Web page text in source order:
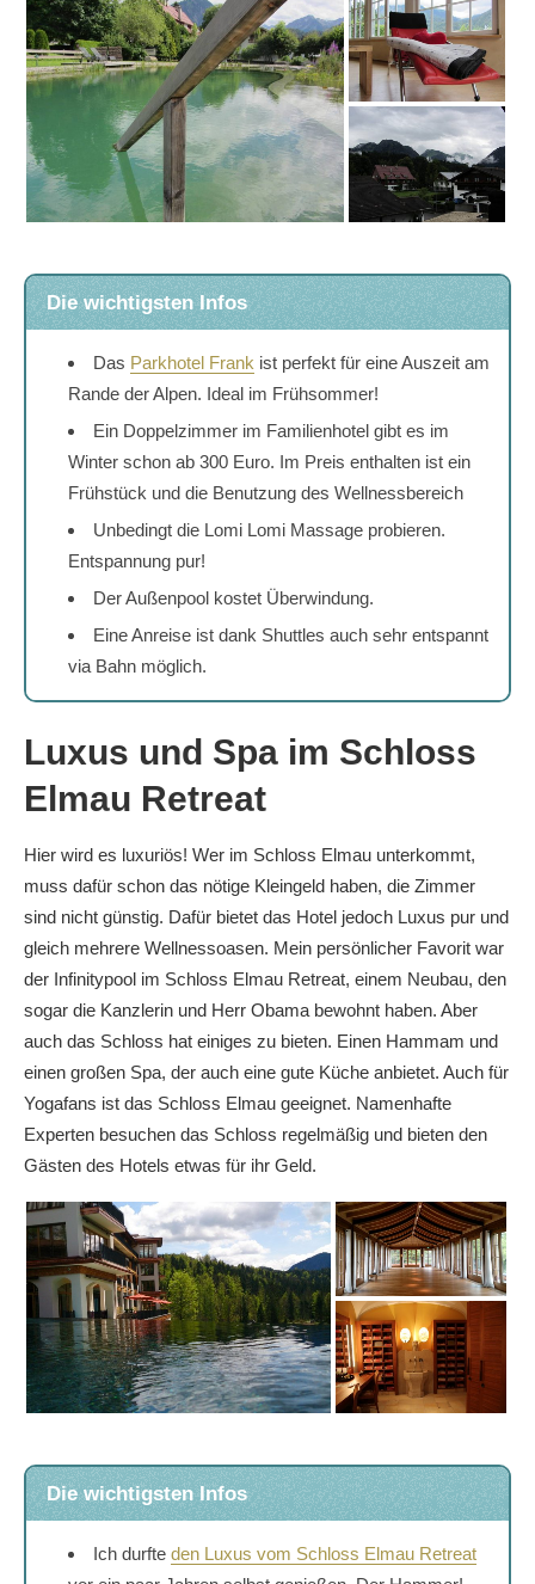
Die wichtigsten Infos
Das Parkhotel Frank ist perfekt für eine Auszeit am
Rande der Alpen. Ideal im Frühsommer!
Ein Doppelzimmer im Familienhotel gibt es im
Winter schon ab 300 Euro. Im Preis enthalten ist ein
Frühstück und die Benutzung des Wellnessbereich
Unbedingt die Lomi Lomi Massage probieren.
Entspannung pur!
Der Außenpool kostet Überwindung.
Eine Anreise ist dank Shuttles auch sehr entspannt
via Bahn möglich.
Luxus und Spa im Schloss
Elmau Retreat
Hier wird es luxuriös! Wer im Schloss Elmau unterkommt,
muss dafür schon das nötige Kleingeld haben, die Zimmer
sind nicht günstig. Dafür bietet das Hotel jedoch Luxus pur und
gleich mehrere Wellnessoasen. Mein persönlicher Favorit war
der Infinitypool im Schloss Elmau Retreat, einem Neubau, den
sogar die Kanzlerin und Herr Obama bewohnt haben. Aber
auch das Schloss hat einiges zu bieten. Einen Hammam und
einen großen Spa, der auch eine gute Küche anbietet. Auch für
Yogafans ist das Schloss Elmau geeignet. Namenhafte
Experten besuchen das Schloss regelmäßig und bieten den
Gästen des Hotels etwas für ihr Geld.
Die wichtigsten Infos
Ich durfte den Luxus vom Schloss Elmau Retreat